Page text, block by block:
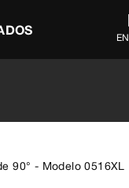
EN
90° - Modelo 0516XL